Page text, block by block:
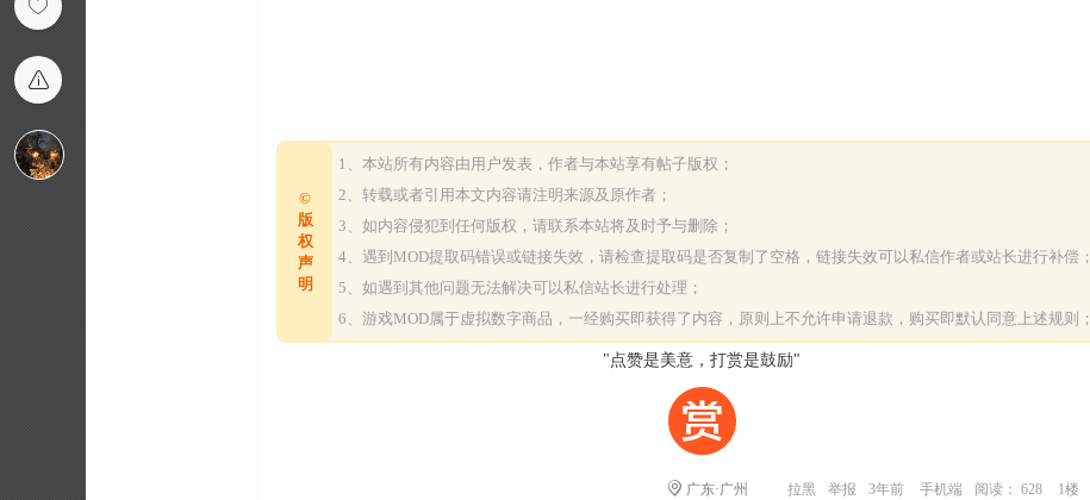
©
版
权
声
明
1、本站所有内容由用户发表，作者与本站享有帖子版权；
2、转载或者引用本文内容请注明来源及原作者；
3、如内容侵犯到任何版权，请联系本站将及时予与删除；
4、遇到MOD提取码错误或链接失效，请检查提取码是否复制了空格，链接失效可以私信作者或站长进行补偿；
5、如遇到其他问题无法解决可以私信站长进行处理；
6、游戏MOD属于虚拟数字商品，一经购买即获得了内容，原则上不允许申请退款，购买即默认同意上述规则；
"点赞是美意，打赏是鼓励"
广东·广州 拉黑 举报 3年前 手机端 阅读： 628 1楼